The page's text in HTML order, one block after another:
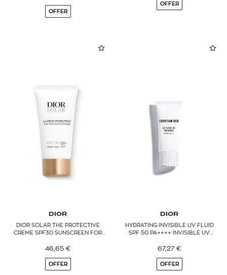
OFFER
OFFER
DIOR
DIOR SOLAR THE PROTECTIVE
CREME SPF30 SUNSCREEN FOR
46,65 €
OFFER
DIOR
HYDRATING INVISIBLE UV FLUID
SPF 50 PA++++ INVISIBLE UV
67,27 €
OFFER